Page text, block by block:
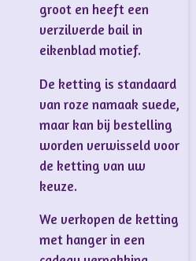
groot en heeft een
verzilverde bail in
eikenblad motief.
De ketting is standaard
van roze namaak suede,
maar kan bij bestelling
worden verwisseld voor
de ketting van uw
keuze.
We verkopen de ketting
met hanger in een